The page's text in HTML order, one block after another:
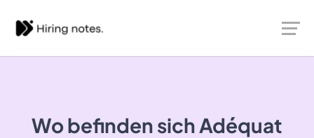
Wo befinden sich Adéquat